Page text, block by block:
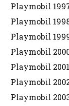
Playmobil
Playmobil
Playmobil
Playmobil
Playmobil 2001
Playmobil
Playmobil